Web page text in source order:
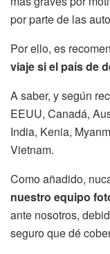
por parte de las
Por ello, es
viaje si el país de
A saber, y según
EEUU, Canadá,
India, Kenia,
Vietnam.
Como añadido,
nuestro equipo
ante nosotros,
seguro que dé